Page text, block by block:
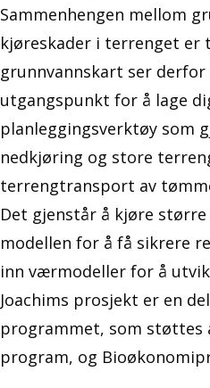
Sammenhengen mellom
kjøreskader i terrenget er
grunnvannskart ser
utgangspunkt for å lage
planleggingsverktøy som
nedkjøring og store
terrengtransport av
Det gjenstår å kjøre
modellen for å få sikrere
inn værmodeller for å
Joachims prosjekt er en
programmet, som støttes
program, og